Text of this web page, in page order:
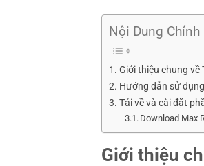
Nội Dung Chính
Giới thiệu chung
Hướng dẫn sử
Tải về và cài đặt
Download Max
Giới thiệu